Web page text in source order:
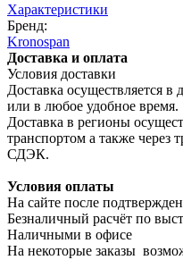
Характеристики
Бренд:
Kronospan
Доставка и оплата
Условия доставки
Доставка осуществляется в
или в любое удобное время.
Доставка в регионы
транспортом а также
СДЭК.
Условия оплаты
На сайте после
Безналичный расчёт по
Наличными в офисе
На некоторые заказы